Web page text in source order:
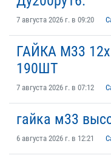
7 августа 2026 г. в 09:20
ГАЙКА М33
190ШТ
7 августа 2026 г. в 07:12
гайка м33
6 августа 2026 г. в 12:21